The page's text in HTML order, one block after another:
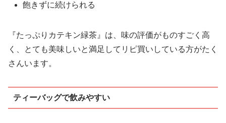
飽きずに続けられる
『たっぷりカテキン緑茶』は、味の評価がものすごく高
く、とても美味しいと満足してリピ買いしている方がたく
さんいます。
ティーバッグで飲みやすい